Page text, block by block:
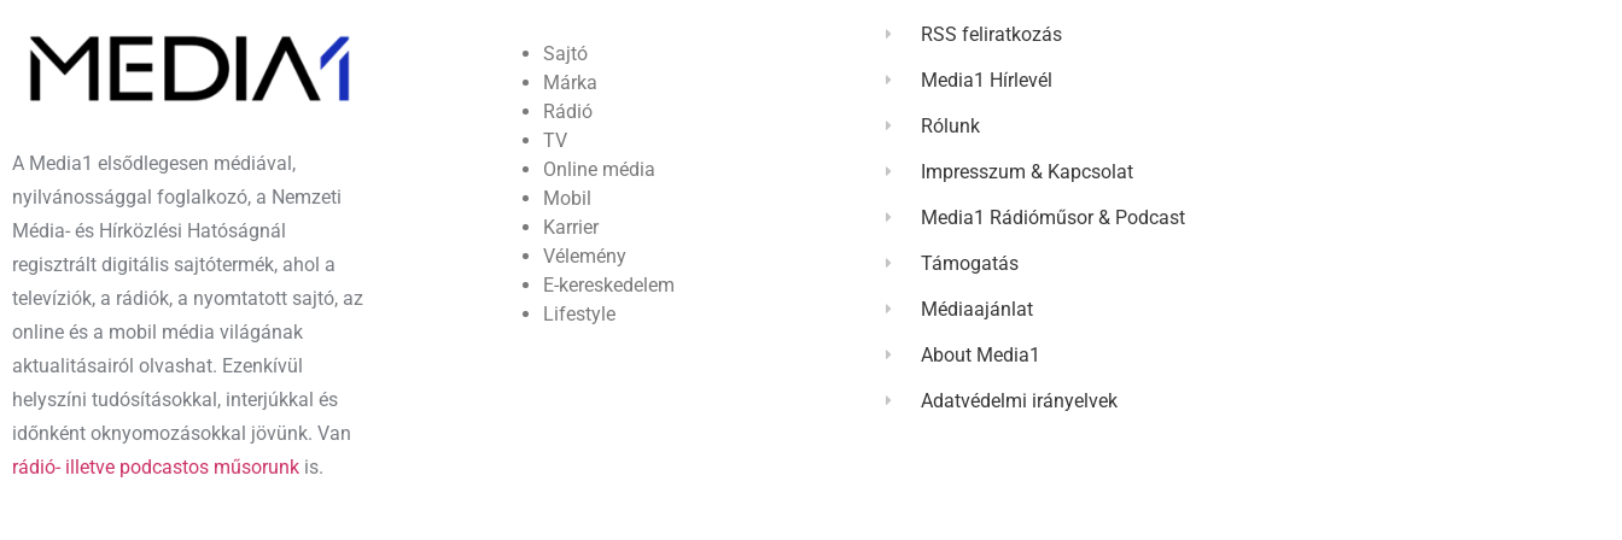
A Media1 elsődlegesen médiával,
nyilvánossággal foglalkozó, a Nemzeti
Média- és Hírközlési Hatóságnál
regisztrált digitális sajtótermék, ahol a
televíziók, a rádiók, a nyomtatott sajtó, az
online és a mobil média világának
aktualitásairól olvashat. Ezenkívül
helyszíni tudósításokkal, interjúkkal és
időnként oknyomozásokkal jövünk. Van
rádió- illetve podcastos műsorunk is.
Sajtó
Márka
Rádió
TV
Online média
Mobil
Karrier
Vélemény
E-kereskedelem
Lifestyle
RSS feliratkozás
Media1 Hírlevél
Rólunk
Impresszum & Kapcsolat
Media1 Rádióműsor & Podcast
Támogatás
Médiaajánlat
About Media1
Adatvédelmi irányelvek